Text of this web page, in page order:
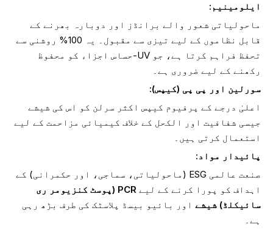
ایلومینیم:
ماحولیاتی شعور والے برانڈز اور دوبارہ بھرنے کے
قابل نظاموں کے لیے تیزی سے مقبول۔ یہ 100% روشنی سے
تحفظ فراہم کرتا ہے، جو UV-حساس اجزاء کو محفوظ
رکھنے کے لیے ضروری ہے۔
سورلین اور پی پی (کیپس):
اعلیٰ درجے کے پرفیوم کیپس اکثر سرلن کو اس کی شیشے
جیسی شفافیت اور الکحل کے خلاف کیمیائی مزاحمت کے لیے
استعمال کرتی ہیں۔
پائیدار مواد:
صنعت عالمی ESG (ماحولیاتی، سماجی، اور حکمرانی) کے
اہداف کو پورا کرنے کے لیے
PCR (پوسٹ کنزیومر ری
سائیکلڈ) شیشے اور بائیو بیسڈ پلاسٹک کی طرف بڑھ رہی
ہے۔